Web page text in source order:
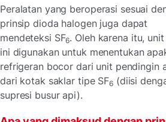
Peralatan yang beroperasi sesuai
prinsip dioda halogen juga dapat
mendeteksi SF6. Oleh karena itu,
ini digunakan untuk menentukan
refrigeran bocor dari unit pendingin
dari kotak saklar tipe SF6(diisi
supresi busur api).